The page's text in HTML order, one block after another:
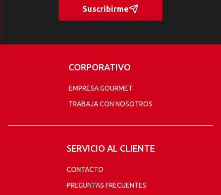
Suscribirme
CORPORATIVO
EMPRESA GOURMET
TRABAJA CON NOSOTROS
SERVICIO AL CLIENTE
CONTACTO
PREGUNTAS FRECUENTES